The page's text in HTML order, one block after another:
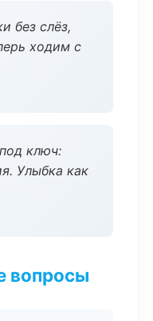
без слёз,
ходим с
ключ:
Улыбка как
вопросы